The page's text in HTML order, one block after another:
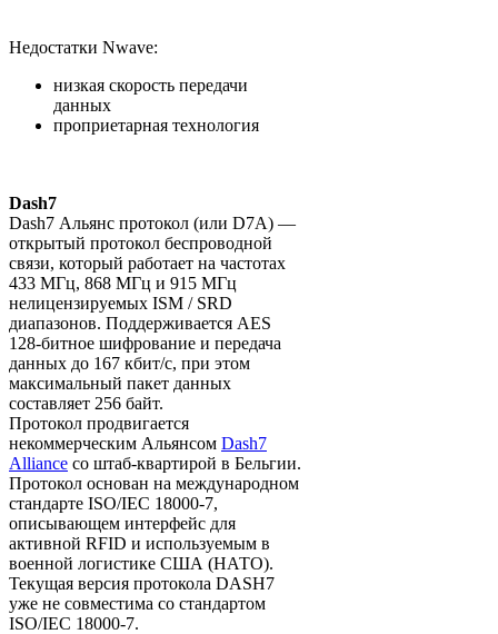
Недостатки Nwave:
низкая скорость передачи
данных
проприетарная технология
Dash7
Dash7 Альянс протокол (или D7A) —
открытый протокол беспроводной
связи, который работает на частотах
433 МГц, 868 МГц и 915 МГц
нелицензируемых ISM / SRD
диапазонов. Поддерживается AES
128-битное шифрование и передача
данных до 167 кбит/с, при этом
максимальный пакет данных
составляет 256 байт.
Протокол продвигается
некоммерческим Альянсом Dash7
Alliance со штаб-квартирой в Бельгии.
Протокол основан на международном
стандарте ISO/IEC 18000-7,
описывающем интерфейс для
активной RFID и используемым в
военной логистике США (НАТО).
Текущая версия протокола DASH7
уже не совместима со стандартом
ISO/IEC 18000-7.